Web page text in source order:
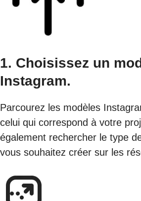
1. Choisissez un
Instagram.
Parcourez les modèles
celui qui correspond à votre
également rechercher le type
vous souhaitez créer sur les